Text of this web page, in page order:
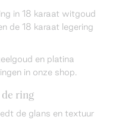
in 18 karaat witgoud
de 18 karaat legering
en platina
in onze shop.
ring
de glans en textuur